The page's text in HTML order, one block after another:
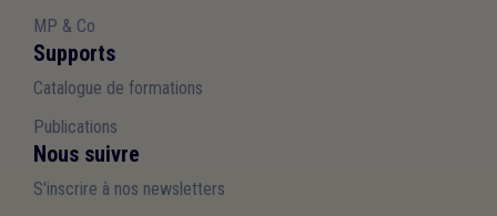
MP & Co
Supports
Catalogue de formations
Publications
Nous suivre
S'inscrire à nos newsletters